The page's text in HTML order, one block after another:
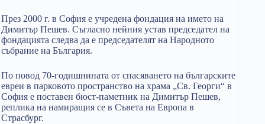
През 2000 г. в София е учредена фондация на името на
Димитър Пешев. Съгласно нейния устав председател на
фондацията следва да е председателят на Народното
събрание на България.
По повод 70-годишнината от спасяването на българските
евреи в парковото пространство на храма „Св. Георги“ в
София е поставен бюст-паметник на Димитър Пешев,
реплика на намиращия се в Съвета на Европа в
Страсбург.